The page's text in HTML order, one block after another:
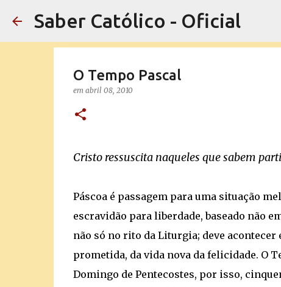
Saber Católico - Oficial
O Tempo Pascal
em abril 08, 2010
Cristo ressuscita naqueles que sabem
Páscoa é passagem para uma situação
escravidão para liberdade, baseado não
não só no rito da Liturgia; deve acontecer
prometida, da vida nova da felicidade. O
Domingo de Pentecostes, por isso,